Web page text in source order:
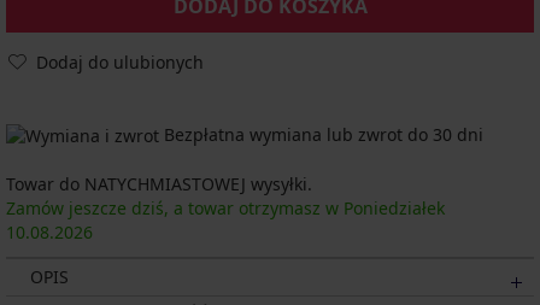
DODAJ DO KOSZYKA
Dodaj do ulubionych
Bezpłatna wymiana lub zwrot do 30 dni
Towar do NATYCHMIASTOWEJ wysyłki.
Zamów jeszcze dziś, a towar otrzymasz w Poniedziałek
10.08.2026
OPIS